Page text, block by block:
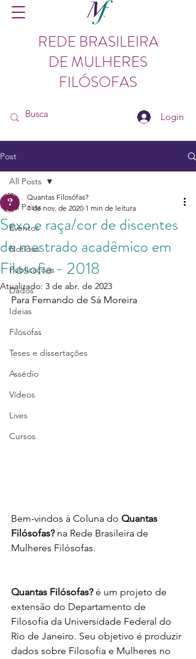
REDE BRASILEIRA
DE MULHERES
FILÓSOFAS
Login
Post
All Posts
Eventos
Notícias
Publicações
Dados
Ideias
Filósofas
Teses e dissertações
Assédio
Vídeos
Lives
Cursos
All Posts
Sexo e raça/cor de discentes
de mestrado acadêmico em
Filosofia - 2018
Quantas Filosófas?
1 de nov. de 2020 1 min de leitura
Atualizado: 3 de abr. de 2023
Para Fernando de Sá Moreira
Bem-vindos à Coluna do Quantas
Filósofas? na Rede Brasileira de
Mulheres Filósofas.
Quantas Filósofas? é um projeto de
extensão do Departamento de
Filosofia da Universidade Federal do
Rio de Janeiro. Seu objetivo é produzir
dados sobre Filosofia e Mulheres no